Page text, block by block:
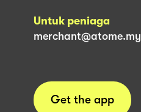
Untuk peniaga
merchant@atome.my
Get the app